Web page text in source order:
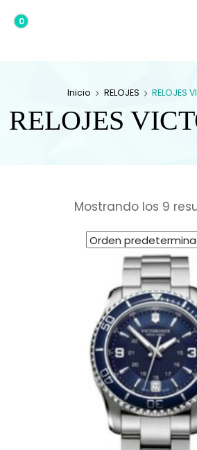
0,00€
0
Inicio RELOJES RELOJES
RELOJES
Mostrando los 9